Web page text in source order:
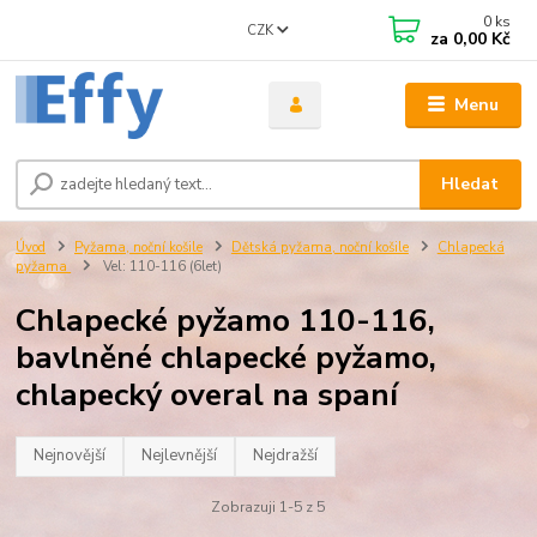
Menu
CZK
Hledat
0 ks
za 0,00 Kč
Úvod Pyžama, noční košile Dětská pyžama, noční košile
Chlapecká
pyžama
Vel: 110-116 (6let)
Chlapecké pyžamo 110-116,
bavlněné chlapecké pyžamo,
chlapecký overal na spaní
Nejnovější Nejlevnější Nejdražší
Zobrazuji 1-5 z 5